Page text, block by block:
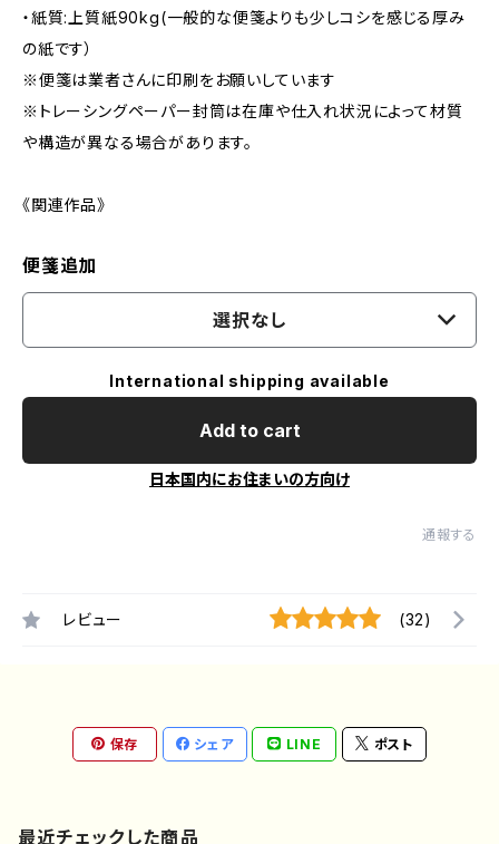
・紙質:上質紙90kg(一般的な便箋よりも少しコシを感じる厚み
の紙です）
※便箋は業者さんに印刷をお願いしています
※トレーシングペーパー封筒は在庫や仕入れ状況によって材質
や構造が異なる場合があります。
《関連作品》
便箋追加
選択なし
International shipping available
Add to cart
日本国内にお住まいの方向け
通報する
レビュー (32)
保存 シェア LINE ポスト
最近チェックした商品